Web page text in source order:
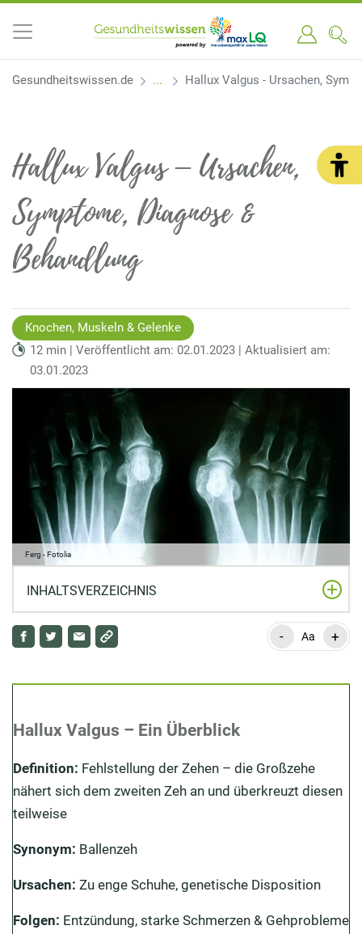
Gesundheitswissen.de Hallux Valgus - Ursachen,
Hallux Valgus – Ursachen,
Symptome, Diagnose &
Behandlung
Knochen, Muskeln & Gelenke
12 min | Veröffentlicht am: 02.01.2023 | Aktualisiert am:
03.01.2023
Ferg - Fotolia
INHALTSVERZEICHNIS
Hallux Valgus – Ein Überblick
Symptome Hallux valgus: Welche Schmerzen treten
Diagnose des Hallux valgus
Präventionstherapie
Hallux valgus Behandlung
- Aa +
Hallux Valgus – Ein Überblick
Definition: Fehlstellung der Zehen – die Großzehe
nähert sich dem zweiten Zeh an und überkreuzt diesen
teilweise
Synonym: Ballenzeh
Ursachen: Zu enge Schuhe, genetische Disposition
Folgen: Entzündung, starke Schmerzen & Gehprobleme